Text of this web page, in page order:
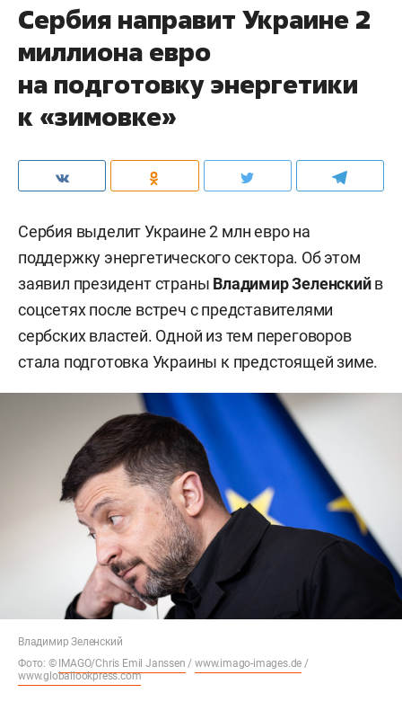
Сербия направит Украине 2
миллиона евро
на подготовку энергетики
к «зимовке»
Сербия выделит Украине 2 млн евро на
поддержку энергетического сектора. Об этом
заявил президент страны Владимир Зеленскийв
соцсетях после встреч с представителями
сербских властей. Одной из тем переговоров
стала подготовка Украины к предстоящей зиме.
Владимир Зеленский
Фото: © IMAGO/Chris Emil Janssen /www.imago-images.de /
www.globallookpress.com